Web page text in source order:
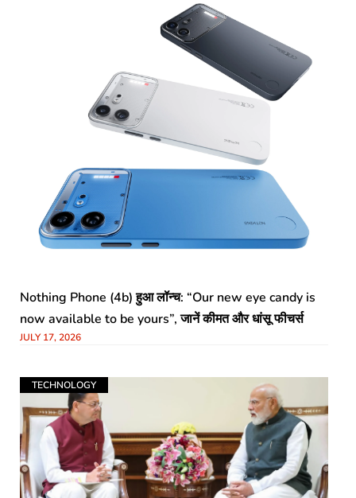
Nothing Phone (4b) हुआ लॉन्च: “Our new eye candy is
now available to be yours”, जानें कीमत और धांसू फीचर्स
JULY 17, 2026
TECHNOLOGY